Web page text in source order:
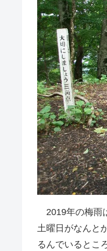
2019年の梅雨
土曜日がなんと
るんでいるとこ